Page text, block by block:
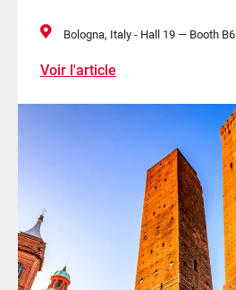
Bologna, Italy - Hall 19 — Booth B6
Voir l'article